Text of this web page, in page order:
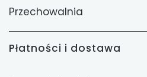
Przechowalnia
Płatności i dostawa